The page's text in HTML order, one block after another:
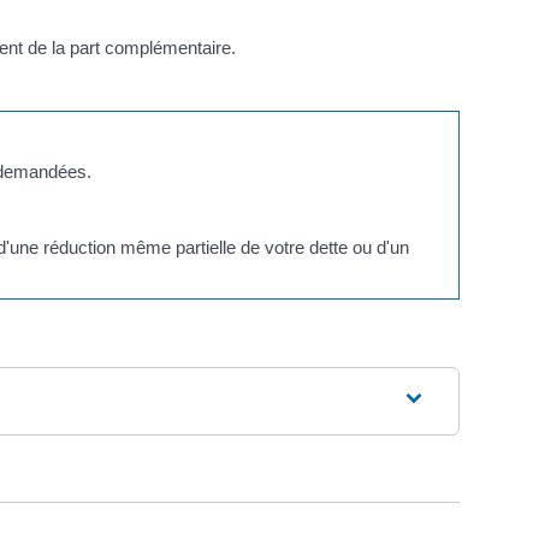
de la part complémentaire.
réduction même partielle de votre dette ou d'un